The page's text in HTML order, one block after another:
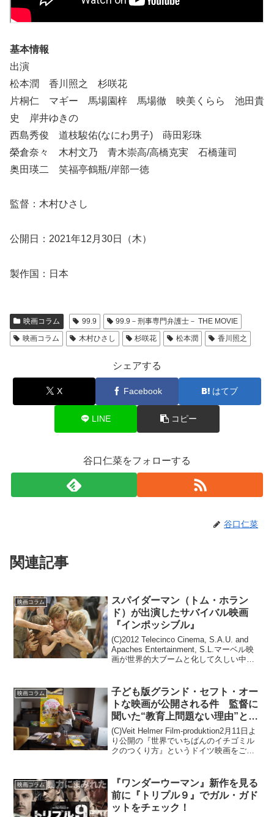
基本情報
出演
松本潤 香川照之 杉咲花
片桐仁 マギー 馬場園梓 馬場徹 映美くらら 池田貴
史 岸井ゆきの
西島秀俊 道枝駿佑(なにわ男子) 蒔田彩珠
榮倉奈々 木村文乃 青木崇高/高橋克実 石橋蓮司
奥田瑛二 笑福亭鶴瓶/岸部一徳
監督：木村ひさし
公開日：2021年12月30日（木）
製作国：日本
映画コラム 99.9
99.9－刑事専門弁護士－ THE MOVIE
映画コラム
木村ひさし 杉咲花 松本潤 香川照之
シェアする
X Facebook はてブ
LINE コピー
谷口仁菜をフォローする
谷口仁菜
関連記事
映画コラム
スパイダーマン（トム・ホラン
ド）が出演したサバイバル映画
『インポッシブル』
(C)2012 Telecinco Cinema, S.A.U. and
Apaches Entertainment, S.L.マーベル映
画が世界的大ブームと化して久しい中、
映画コラム
子ども版グランド・セフト・オー
トな映画が公開される件 監督に
聞いた“教育上問題ない理由”と
は？
(C)Veit Helmer Film-produktion2月11日よ
り公開の『世界でいちばんのイチゴミル
クのつくり方』というドイツ映画をご存
な？」と思うでしょう。確かに...
映画コラム
『ワンダーウーマン』新作を見る
前に『トリプル９』でガル・ガド
ットをチェック！